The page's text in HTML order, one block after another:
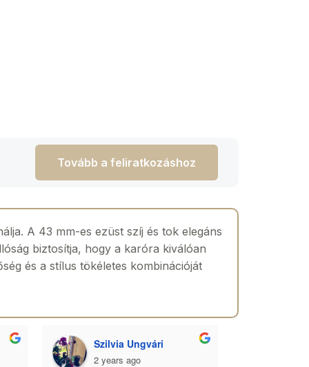
Tovább a feliratkozáshoz
A 43 mm-es ezüst szíj és tok elegáns
biztosítja, hogy a karóra kiválóan
és a stílus tökéletes kombinációját
Szilvia Ungvári
2 years ago